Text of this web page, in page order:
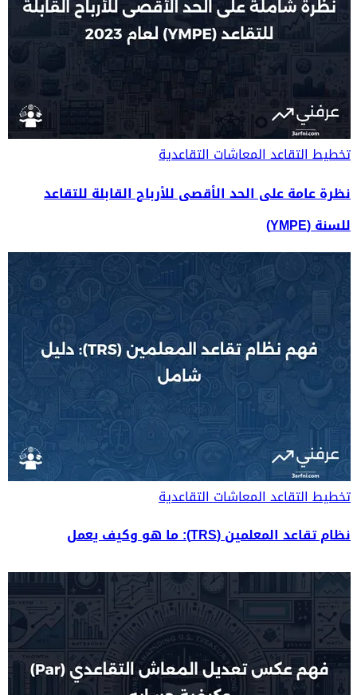
تخطيط التقاعدالمعاشات التقاعدية
نظرة عامة على الحد الأقصى للأرباح القابلة للتقاعد
للسنة (YMPE)
تخطيط التقاعدالمعاشات التقاعدية
نظام تقاعد المعلمين (TRS): ما هو وكيف يعمل